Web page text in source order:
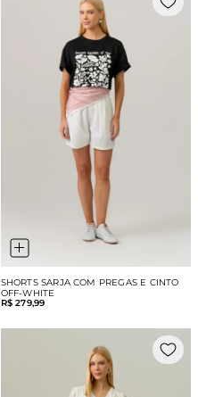
SHORTS SARJA COM PREGAS E CINTO
OFF-WHITE
R$ 279,99